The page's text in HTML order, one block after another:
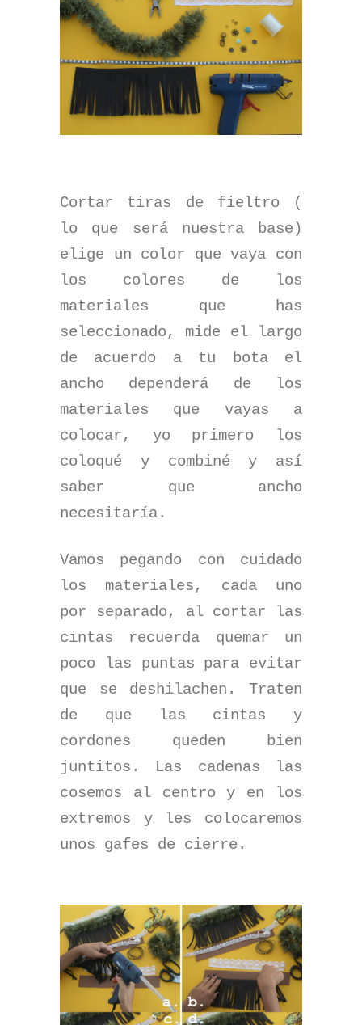
Cortar tiras de fieltro (
lo que será nuestra base)
elige un color que vaya con
los colores de los
materiales que has
seleccionado, mide el largo
de acuerdo a tu bota el
ancho dependerá de los
materiales que vayas a
colocar, yo primero los
coloqué y combiné y así
saber que ancho
necesitaría.
Vamos pegando con cuidado
los materiales, cada uno
por separado, al cortar las
cintas recuerda quemar un
poco las puntas para evitar
que se deshilachen. Traten
de que las cintas y
cordones queden bien
juntitos. Las cadenas las
cosemos al centro y en los
extremos y les colocaremos
unos gafes de cierre.